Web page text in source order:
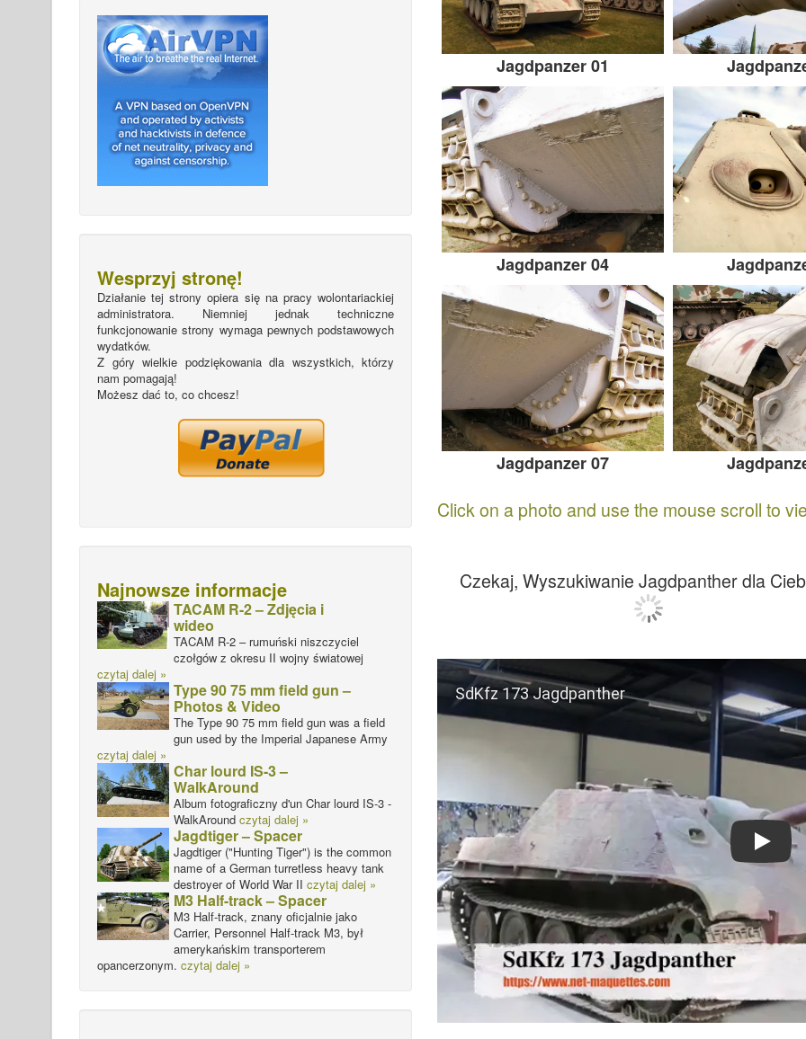
Jagdpanzer 01
Jagdpanzer 04
Jagdpanzer 07
Click on a photo and use the mouse scroll to
Czekaj, Wyszukiwanie Jagdpanther dla
Play
Wesprzyj stronę!
Działanie tej strony opiera się na pracy wolontariackiej
administratora. Niemniej jednak techniczne
funkcjonowanie strony wymaga pewnych podstawowych
wydatków.
Z góry wielkie podziękowania dla wszystkich, którzy
nam pomagają!
Możesz dać to, co chcesz!
Najnowsze informacje
TACAM R-2 – Zdjęcia i
wideo
TACAM R-2 – rumuński niszczyciel
czołgów z okresu II wojny światowej
czytaj dalej »
Type 90 75 mm field gun –
Photos & Video
The Type 90 75 mm field gun was a field
gun used by the Imperial Japanese Army
czytaj dalej »
Char lourd IS-3 –
WalkAround
Album fotograficzny d'un Char lourd IS-3 -
WalkAround czytaj dalej »
Jagdtiger – Spacer
Jagdtiger ("Hunting Tiger") is the common
name of a German turretless heavy tank
destroyer of World War II czytaj dalej »
M3 Half-track – Spacer
M3 Half-track, znany oficjalnie jako
Carrier, Personnel Half-track M3, był
amerykańskim transporterem
opancerzonym. czytaj dalej »